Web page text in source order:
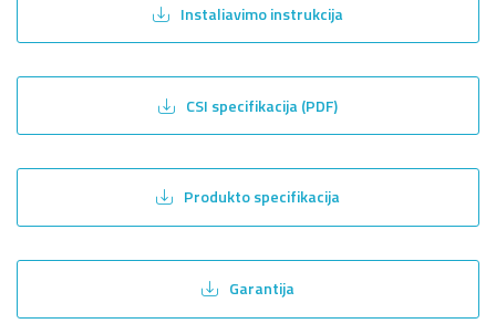
Instaliavimo instrukcija
CSI specifikacija (PDF)
Produkto specifikacija
Garantija